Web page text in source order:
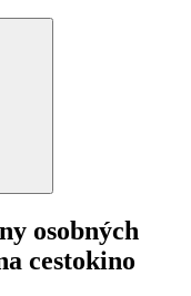
osobných
cestokino